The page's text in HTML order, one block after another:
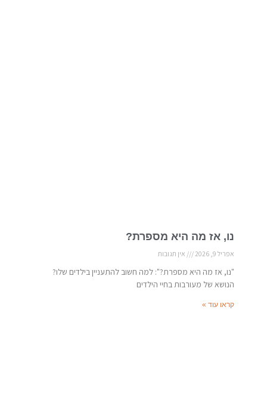
נו, אז מה היא מספרת?
אפריל 9, 2026 אין תגובות
"נו, אז מה היא מספרת?": למה חשוב להתעניין בילדים שלו?
הנושא של מעורבות בחיי הילדים
קראו עוד »